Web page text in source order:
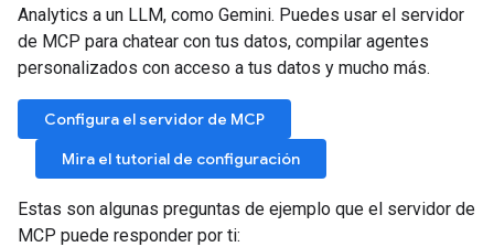
Analytics a un LLM, como Gemini. Puedes usar el servidor
de MCP para chatear con tus datos, compilar agentes
personalizados con acceso a tus datos y mucho más.
Configura el servidor de MCP
Mira el tutorial de configuración
Estas son algunas preguntas de ejemplo que el servidor de
MCP puede responder por ti: